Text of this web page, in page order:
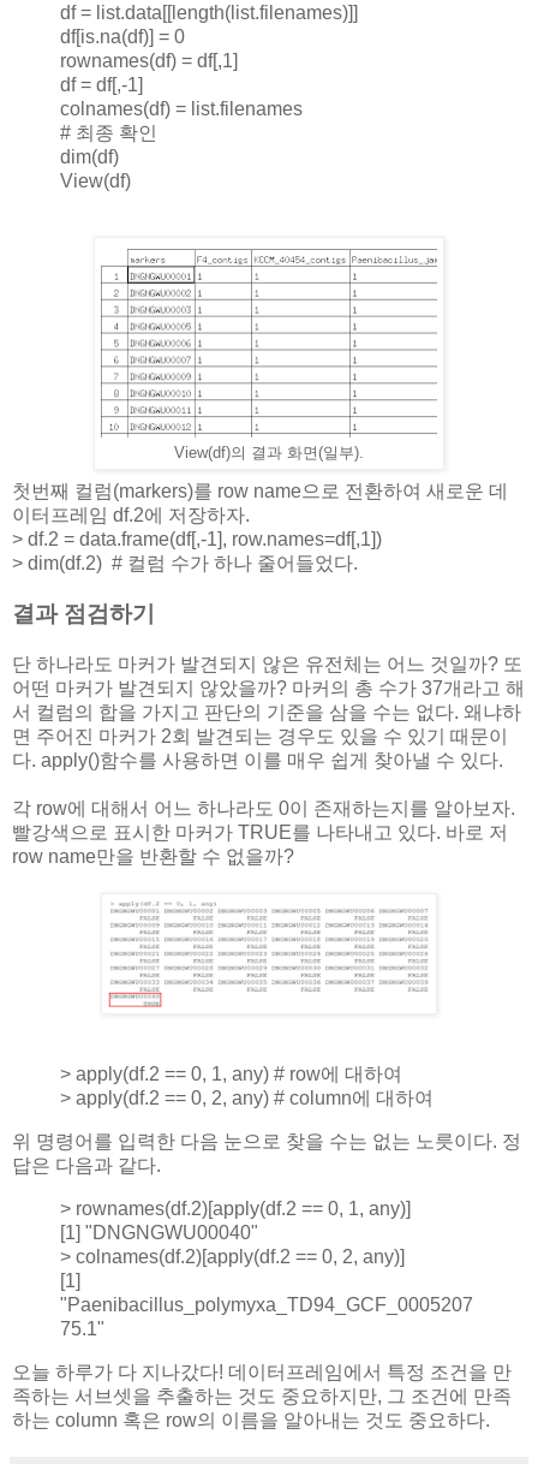
df = list.data[[length(list.filenames)]]
df[is.na(df)] = 0
rownames(df) = df[,1]
df = df[,-1]
colnames(df) = list.filenames
# 최종 확인
dim(df)
View(df)
View(df)의 결과 화면(일부).
첫번째 컬럼(markers)를 row name으로 전환하여 새로운 데
이터프레임 df.2에 저장하자.
> df.2 = data.frame(df[,-1], row.names=df[,1])
> dim(df.2) # 컬럼 수가 하나 줄어들었다.
결과 점검하기
단 하나라도 마커가 발견되지 않은 유전체는 어느 것일까? 또
어떤 마커가 발견되지 않았을까? 마커의 총 수가 37개라고 해
서 컬럼의 합을 가지고 판단의 기준을 삼을 수는 없다. 왜냐하
면 주어진 마커가 2회 발견되는 경우도 있을 수 있기 때문이
다. apply()함수를 사용하면 이를 매우 쉽게 찾아낼 수 있다.
각 row에 대해서 어느 하나라도 0이 존재하는지를 알아보자.
빨강색으로 표시한 마커가 TRUE를 나타내고 있다. 바로 저
row name만을 반환할 수 없을까?
> apply(df.2 == 0, 1, any) # row에 대하여
> apply(df.2 == 0, 2, any) # column에 대하여
위 명령어를 입력한 다음 눈으로 찾을 수는 없는 노릇이다. 정
답은 다음과 같다.
> rownames(df.2)[apply(df.2 == 0, 1, any)]
[1] "DNGNGWU00040"
> colnames(df.2)[apply(df.2 == 0, 2, any)]
[1]
"Paenibacillus_polymyxa_TD94_GCF_0005207
75.1"
오늘 하루가 다 지나갔다! 데이터프레임에서 특정 조건을 만
족하는 서브셋을 추출하는 것도 중요하지만, 그 조건에 만족
하는 column 혹은 row의 이름을 알아내는 것도 중요하다.